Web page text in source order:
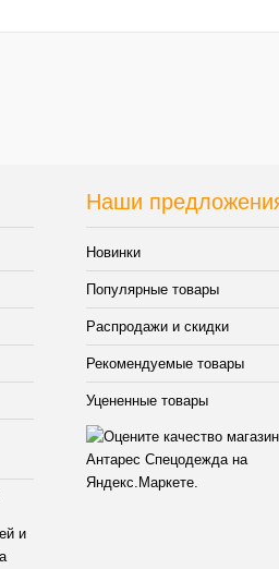
Наши
Новинки
Популярные товары
Распродажи и скидки
Рекомендуемые товары
Уцененные товары